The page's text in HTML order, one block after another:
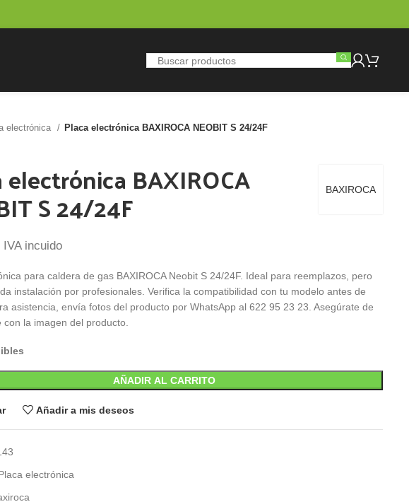
electrónica Placa electrónica BAXIROCA NEOBIT S 24/24F
BAXIROCA
electrónica BAXIROCA
S 24/24F
IVA incuido
para caldera de gas BAXIROCA Neobit S 24/24F. Ideal para reemplazos, pero
instalación por profesionales. Verifica la compatibilidad con tu modelo antes de
asistencia, envía fotos del producto por WhatsApp al 622 95 23 23. Asegúrate de
con la imagen del producto.
AÑADIR AL CARRITO
Añadir a mis deseos
electrónica